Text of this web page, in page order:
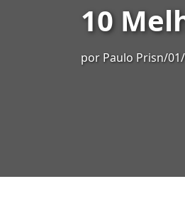
10
por Paulo Prisn/